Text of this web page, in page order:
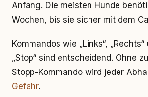
Anfang. Die meisten Hunde
Wochen, bis sie sicher mit dem
Kommandos wie „Links“,
„Stop“ sind entscheidend. Ohne
Stopp-Kommando wird jeder
Gefahr.